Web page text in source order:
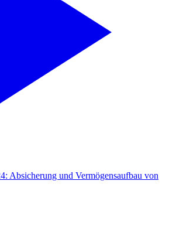
Absicherung und Vermögensaufbau von